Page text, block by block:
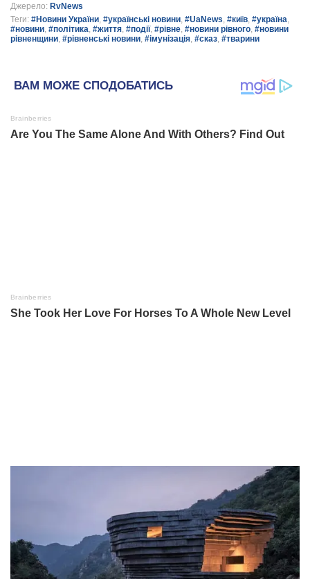
Джерело: RvNews
Теги: #Новини України, #українські новини, #UaNews, #київ, #україна,
#новини, #політика, #життя, #події, #рівне, #новини рівного, #новини
рівненщини, #рівненські новини, #імунізація, #сказ, #тварини